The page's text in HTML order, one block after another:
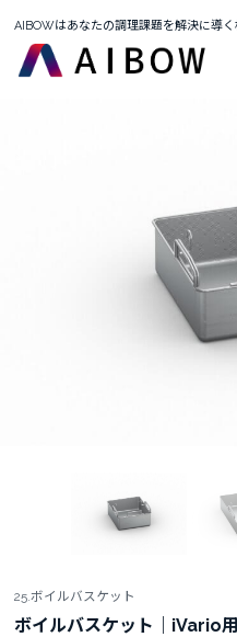
只今、カートに
AIBOWはあなたの調理課題を解決に導
25.ボイルバスケット
ボイルバスケット｜iVario用